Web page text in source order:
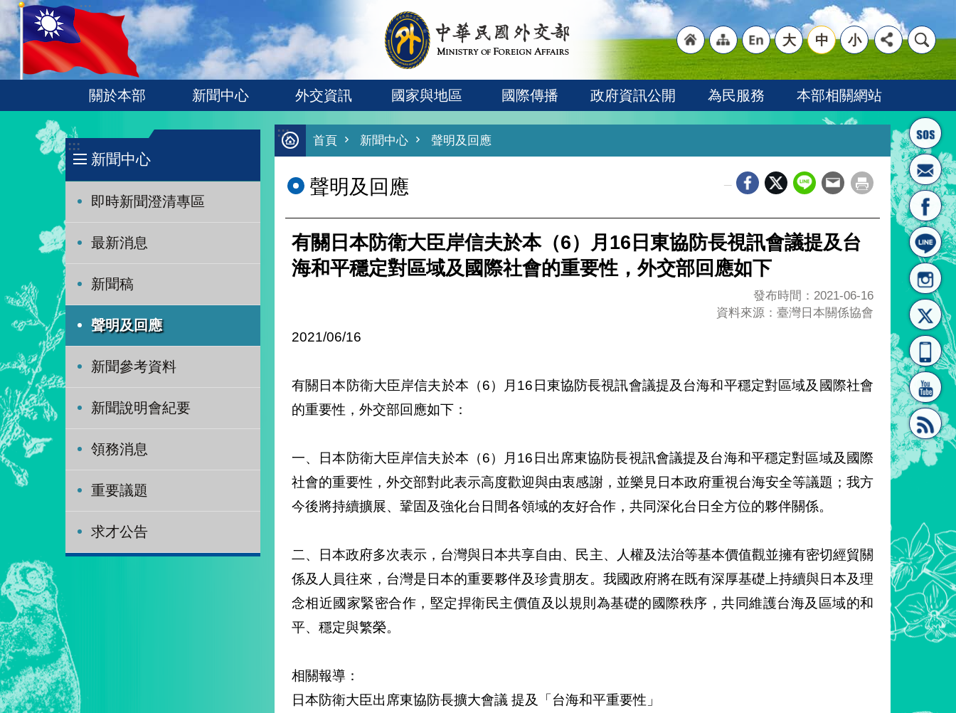
跳到主要內容區塊
:::
首頁
結]"
"網
站導
[連
"英
文語
大 中 小
關於本部 新聞中心 外交資訊 國家與地區 國際傳播 政府資訊公開 為民服務 本部相關網站
:::
新聞中心
即時新聞澄清專區
最新消息
新聞稿
聲明及回應
新聞參考資料
新聞說明會紀要
領務消息
重要議題
求才公告
:::
首頁 新聞中心 聲明及回應
聲明及回應
有關日本防衛大臣岸信夫於本（6）月16日東協防長視訊會議提及台
海和平穩定對區域及國際社會的重要性，外交部回應如下
發布時間：2021-06-16
資料來源：臺灣日本關係協會
2021/06/16
有關日本防衛大臣岸信夫於本（6）月16日東協防長視訊會議提及台海和平穩定對區域及國際社會
的重要性，外交部回應如下：
一、日本防衛大臣岸信夫於本（6）月16日出席東協防長視訊會議提及台海和平穩定對區域及國際
社會的重要性，外交部對此表示高度歡迎與由衷感謝，並樂見日本政府重視台海安全等議題；我方
今後將持續擴展、鞏固及強化台日間各領域的友好合作，共同深化台日全方位的夥伴關係。
二、日本政府多次表示，台灣與日本共享自由、民主、人權及法治等基本價值觀並擁有密切經貿關
係及人員往來，台灣是日本的重要夥伴及珍貴朋友。我國政府將在既有深厚基礎上持續與日本及理
念相近國家緊密合作，堅定捍衛民主價值及以規則為基礎的國際秩序，共同維護台海及區域的和
平、穩定與繁榮。
相關報導：
日本防衛大臣出席東協防長擴大會議 提及「台海和平重要性」